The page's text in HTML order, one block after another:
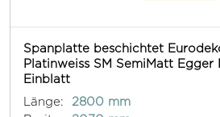
Spanplatte beschichtet
Platinweiss SM SemiMatt Egger
Einblatt
Länge:
2800 mm